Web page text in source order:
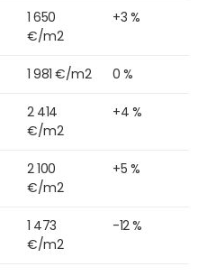
1 650
€/m2
+3 %
1 981 €/m2 0 %
2 414
€/m2
+4 %
2 100
€/m2
+5 %
1 473
€/m2
-12 %